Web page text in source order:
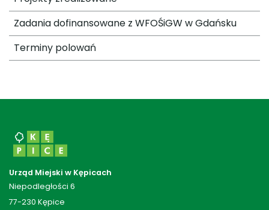
Zadania dofinansowane z WFOŚiGW w Gdańsku
Terminy polowań
Urząd Miejski w Kępicach
Niepodległości 6
77-230 Kępice